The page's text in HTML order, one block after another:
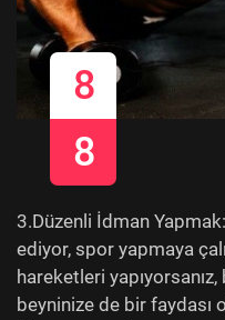
8
8
3.Düzenli İdman
ediyor, spor yapmaya
hareketleri
beyninize de bir faydası